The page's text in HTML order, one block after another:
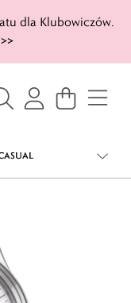
dla Klubowiczów.